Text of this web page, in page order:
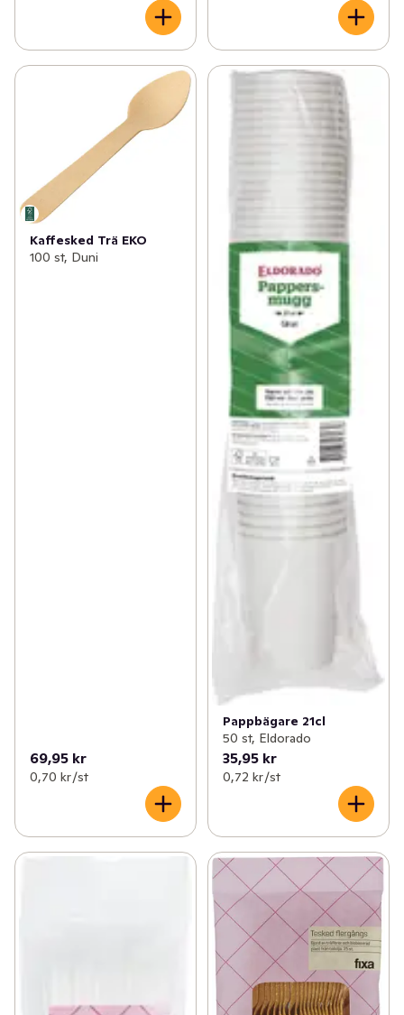
Kaffesked Trä EKO
100 st, Duni
69,95 kr
0,70 kr /st
Pappbägare 21cl
50 st, Eldorado
35,95 kr
0,72 kr /st